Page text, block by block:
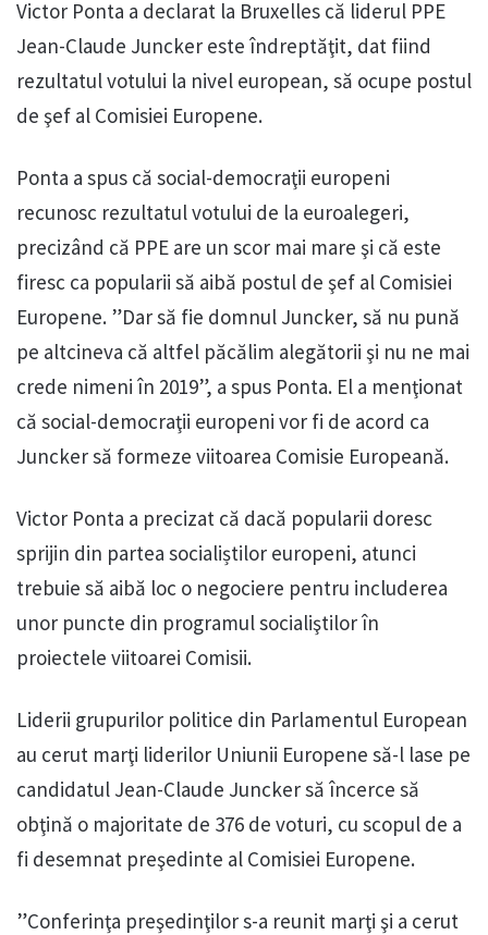
Victor Ponta a declarat la Bruxelles că liderul PPE
Jean-Claude Juncker este îndreptăţit, dat fiind
rezultatul votului la nivel european, să ocupe postul
de şef al Comisiei Europene.
Ponta a spus că social-democraţii europeni
recunosc rezultatul votului de la euroalegeri,
precizând că PPE are un scor mai mare şi că este
firesc ca popularii să aibă postul de şef al Comisiei
Europene. ”Dar să fie domnul Juncker, să nu pună
pe altcineva că altfel păcălim alegătorii şi nu ne mai
crede nimeni în 2019”, a spus Ponta. El a menţionat
că social-democraţii europeni vor fi de acord ca
Juncker să formeze viitoarea Comisie Europeană.
Victor Ponta a precizat că dacă popularii doresc
sprijin din partea socialiștilor europeni, atunci
trebuie să aibă loc o negociere pentru includerea
unor puncte din programul socialiştilor în
proiectele viitoarei Comisii.
Liderii grupurilor politice din Parlamentul European
au cerut marţi liderilor Uniunii Europene să-l lase pe
candidatul Jean-Claude Juncker să încerce să
obţină o majoritate de 376 de voturi, cu scopul de a
fi desemnat preşedinte al Comisiei Europene.
”Conferinţa preşedinţilor s-a reunit marţi şi a cerut